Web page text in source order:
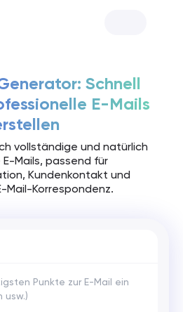
Schnell
E-Mails
vollständige und natürlich
Mails, passend für
Kundenkontakt und
Mail-Korrespondenz.